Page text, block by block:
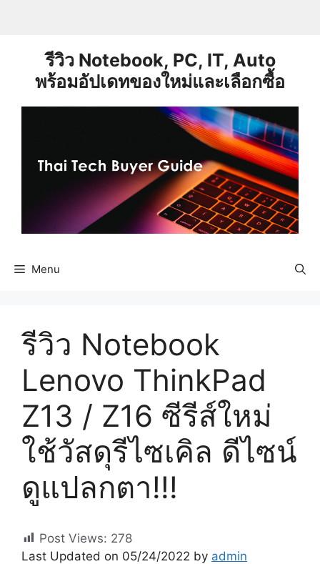
รีวิว Notebook, PC, IT, Auto
พร้อมอัปเดทของใหม่และเลือกซื้อ
Menu
รีวิว Notebook
Lenovo ThinkPad
Z13 / Z16 ซีรีส์ใหม่
ใช้วัสดุรีไซเคิล ดีไซน์
ดูแปลกตา!!!
Post Views: 278
Last Updated on 05/24/2022 by admin